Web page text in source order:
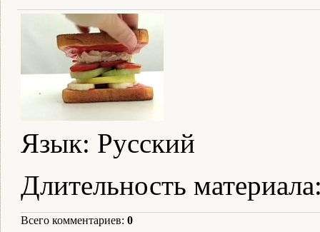
Язык: Русский
Длительность материала
Всего комментариев: 0